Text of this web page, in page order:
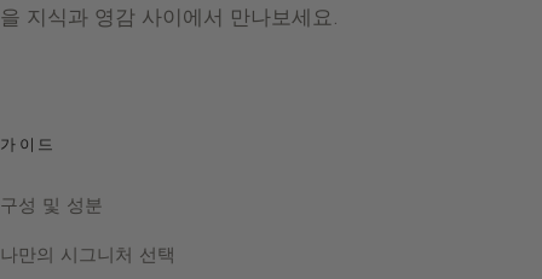
을 지식과 영감 사이에서 만나보세요.
가이드
구성 및 성분
나만의 시그니처 선택